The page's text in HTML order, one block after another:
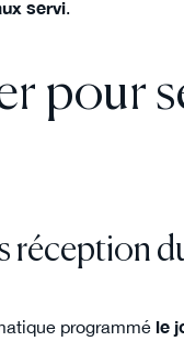
servi.
pour
réception
programmé le